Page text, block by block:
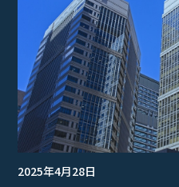
2025年4月28日